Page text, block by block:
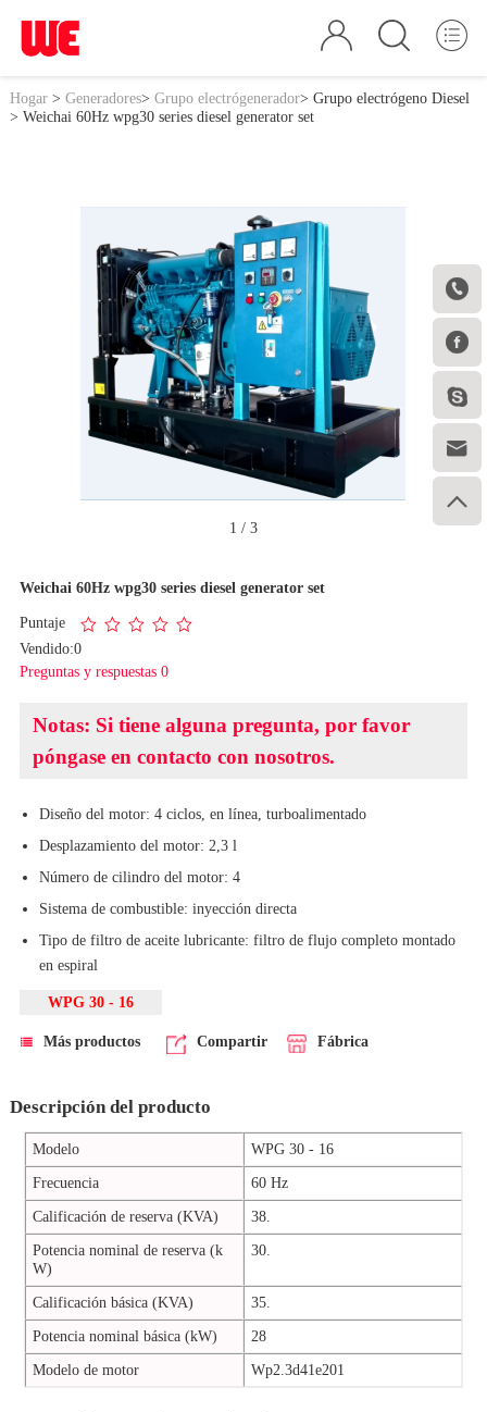





Hogar> Generadores> Grupo electrógenerador> Grupo electrógeno Diesel
> Weichai 60Hz wpg30 series diesel generator set
1 / 3
Weichai 60Hz wpg30 series diesel generator set
Puntaje
Vendido:0
Preguntas y respuestas 0
Notas: Si tiene alguna pregunta, por favor
póngase en contacto con nosotros.
Diseño del motor: 4 ciclos, en línea, turboalimentado
Desplazamiento del motor: 2,3 l
Número de cilindro del motor: 4
Sistema de combustible: inyección directa
Tipo de filtro de aceite lubricante: filtro de flujo completo montado
en espiral
WPG 30 - 16
Más productos Compartir Fábrica
Descripción del producto
Modelo
WPG 30 - 16
Frecuencia
60 Hz
Calificación de reserva (KVA)
38.
Potencia nominal de reserva (k
W)
30.
Calificación básica (KVA)
35.
Potencia nominal básica (kW)
28
Modelo de motor
Wp2.3d41e201